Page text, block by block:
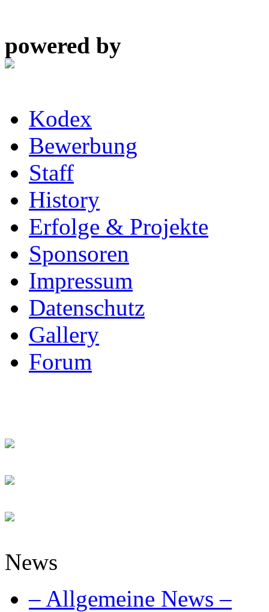
powered by
Kodex
Bewerbung
Staff
History
Erfolge & Projekte
Sponsoren
Impressum
Datenschutz
Gallery
Forum
News
– Allgemeine News –